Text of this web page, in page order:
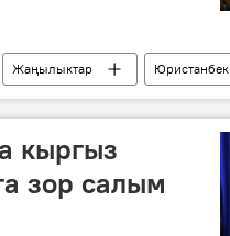
Жаңылыктар
экспонат музей
кыргыз
зор салым